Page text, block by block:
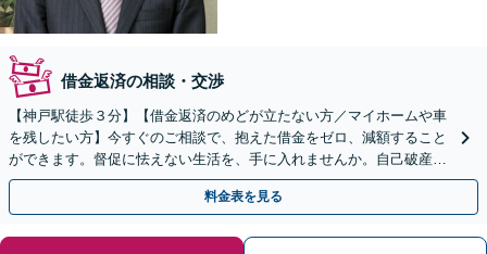
借金返済の相談・交渉
【神戸駅徒歩３分】【借金返済のめどが立たない方／マイホームや車
を残したい方】今すぐのご相談で、抱えた借金をゼロ、減額すること
ができます。督促に怯えない生活を、手に入れませんか。自己破産・
任意整理・個人再生・法人破産に対応。【個室相談】
料金表を見る